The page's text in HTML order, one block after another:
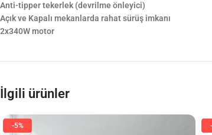
Anti-tipper tekerlek (devrilme önleyici)
Açık ve Kapalı mekanlarda rahat sürüş imkanı
2x340W motor
İlgili ürünler
-5%